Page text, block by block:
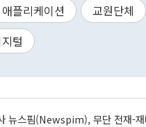
애플리케이션
교원단체
털
뉴스핌(Newspim), 무단 전재-